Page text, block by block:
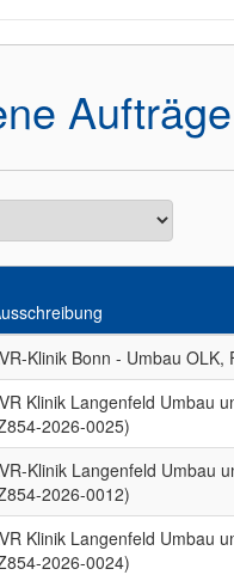
Aufträge
Klinik Bonn - Umbau
Klinik Langenfeld Umbau
2026-0025)
Klinik Langenfeld Umbau
2026-0012)
Klinik Langenfeld Umbau
2026-0024)